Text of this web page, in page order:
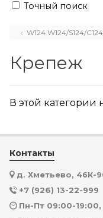
Точный поиск
W124 W124/S124/
Крепеж
В этой категории
Контакты
д. Хметьево, 46К-
+7 (926) 13-22-999
Пн-Пт 09:00-